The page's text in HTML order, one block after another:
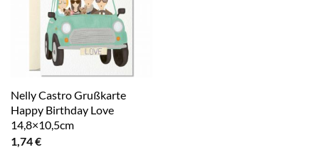
Nelly Castro Grußkarte
Happy Birthday Love
14,8×10,5cm
1,74€